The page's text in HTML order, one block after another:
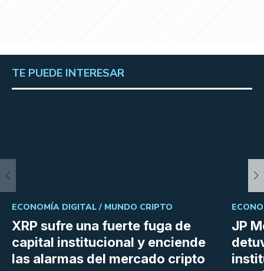
TE PUEDE INTERESAR
XRP sufre una fuerte fuga de
capital institucional y enciende
las alarmas del mercado cripto
ECONOMÍA DIGITAL / MUNDO CRIPTO
JP